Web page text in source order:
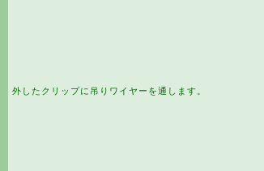
外したクリップに吊りワイヤーを通します。